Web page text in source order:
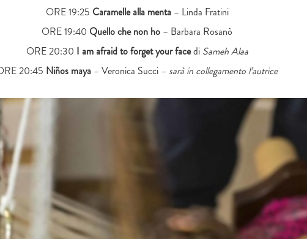
ORE 19:25 Caramelle alla menta – Linda Fratini
ORE 19:40 Quello che non ho – Barbara Rosanò
ORE 20:30 I am afraid to forget your facedi SamehAlaa
20:45 Niños maya – Veronica Succi – sarà in collegamento l’autrice